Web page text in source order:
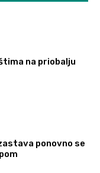
na priobalju
ponovno se